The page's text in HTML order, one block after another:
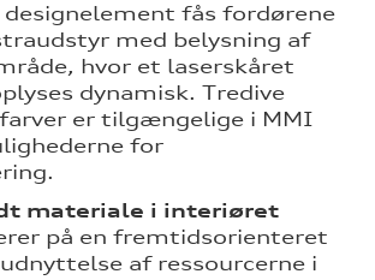
fås fordørene
med belysning af
hvor et laserskåret
dynamisk. Tredive
er tilgængelige i MMI
for
materiale i interiøret
på en fremtidsorienteret
af ressourcerne i